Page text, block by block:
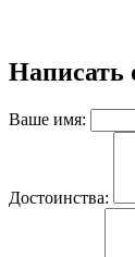
Написать
Ваше имя:
Достоинства: